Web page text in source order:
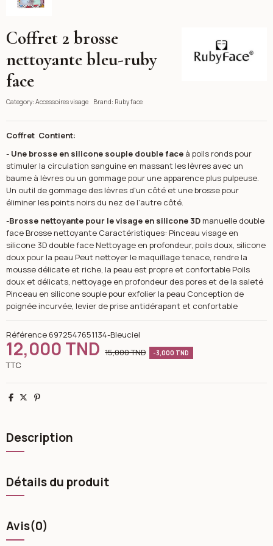
Coffret 2 brosse
nettoyante bleu-ruby
face
Category: Accessoires visage Brand: Ruby face
Coffret Contient:
- Une brosse en silicone souple double faceà poils ronds pour
stimuler la circulation sanguine en massant les lèvres avec un
baume à lèvres ou un gommage pour une apparence plus pulpeuse.
Un outil de gommage des lèvres d'un côté et une brosse pour
éliminer les points noirs du nez de l'autre côté.
-Brosse nettoyante pour le visage en silicone 3Dmanuelle double
face Brosse nettoyante Caractéristiques: Pinceau visage en
silicone 3D double face Nettoyage en profondeur, poils doux, silicone
doux pour la peau Peut nettoyer le maquillage tenace, rendre la
mousse délicate et riche, la peau est propre et confortable Poils
doux et délicats, nettoyage en profondeur des pores et de la saleté
Pinceau en silicone souple pour exfolier la peau Conception de
poignée incurvée, levier de prise antidérapant et confortable
Référence 6972547651134-Bleuciel
12,000 TND 15,000 TND -3,000 TND
TTC
Partager
TweetPinterest
Description
Détails du produit
Avis(0)